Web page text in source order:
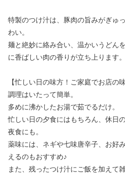
特製のつけ汁は、豚肉の旨みがぎゅ
わい。
麺と絶妙に絡み合い、温かいうどん
に香ばしい肉の香りが立ち上ります。
【忙しい日の味方！ご家庭でお店の味
調理はいたって簡単。
多めに沸かしたお湯で茹でるだけ。
忙しい日の夕食にはもちろん、休日
夜食にも。
薬味には、ネギや七味唐辛子、お好
えるのもおすすめ♪
また、残ったつけ汁にご飯を加えて